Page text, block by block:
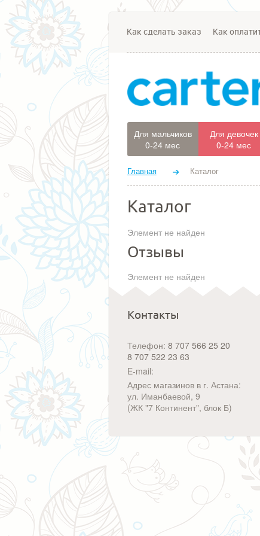
Как сделать заказ Как
Для мальчиков
0-24 мес
Для девочек
0-24 мес
Главная Каталог
Каталог
Элемент не найден
Отзывы
Элемент не найден
Контакты
Телефон: 8 707 566 25 20
8 707 522 23 63
E-mail:
Адрес магазинов в г. Астана:
ул. Иманбаевой, 9
(ЖК "7 Континент", блок Б)